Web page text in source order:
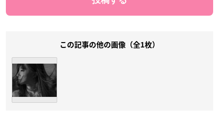
この記事の他の画像（全1枚）